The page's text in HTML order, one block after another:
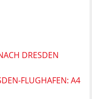
DRESDEN
FLUGHAFEN: A4